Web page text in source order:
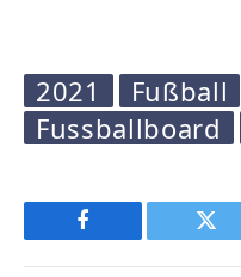
2021 Fußball
Fussballboard
Facebook